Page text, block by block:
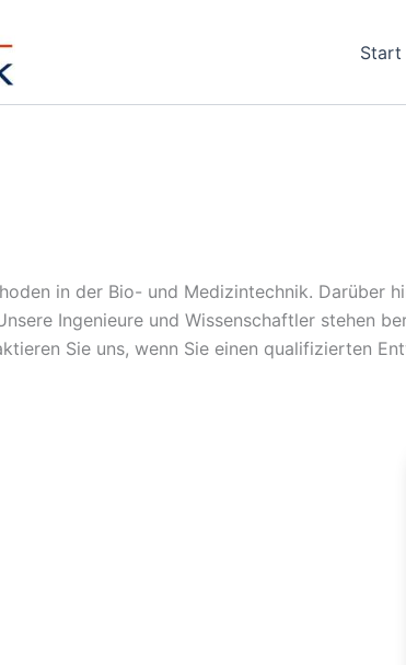
Start
in der Bio- und Medizintechnik. Darüber
Ingenieure und Wissenschaftler stehen
Sie uns, wenn Sie einen qualifizierten